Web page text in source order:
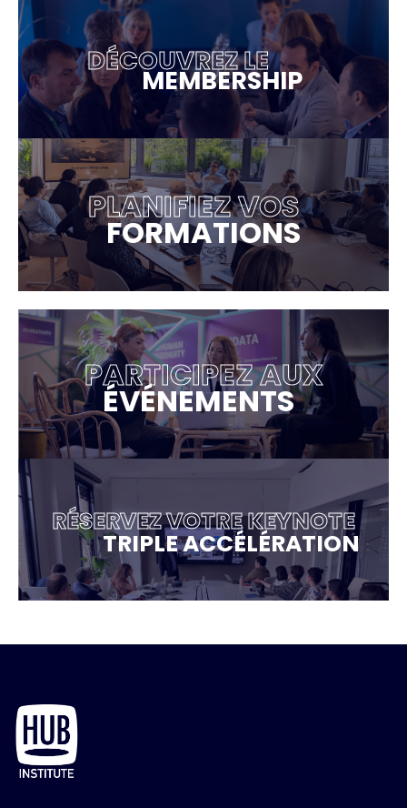
DÉCOUVREZ LE
MEMBERSHIP
PLANIFIEZ VOS
FORMATIONS
PARTICIPEZ AUX
ÉVÉNEMENTS
RÉSERVEZ VOTRE KEYNOTE
TRIPLE ACCÉLÉRATION